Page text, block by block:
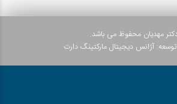
مهدیان محفوظ می باشد.
آژانس دیجیتال مارکتینگ دارت